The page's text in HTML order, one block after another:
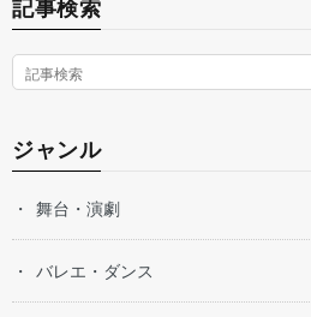
記事検索
ジャンル
舞台・演劇
バレエ・ダンス